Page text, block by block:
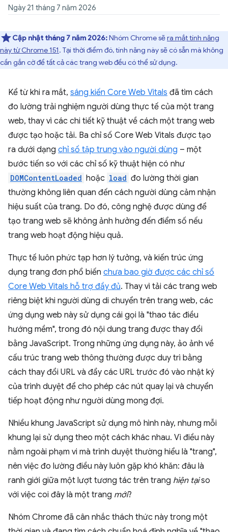
Ngày 21 tháng 7 năm 2026
Cập nhật tháng 7 năm 2026:Nhóm Chrome sẽra mắt tính năng
này từ Chrome 151. Tại thời điểm đó, tính năng này sẽ có sẵn mà không
cần gắn cờ để tất cả các trang web đều có thể sử dụng.
Kể từ khi ra mắt, sáng kiến Core Web Vitals đã tìm cách
đo lường trải nghiệm người dùng thực tế của một trang
web, thay vì các chi tiết kỹ thuật về cách một trang web
được tạo hoặc tải. Ba chỉ số Core Web Vitals được tạo
ra dưới dạng chỉ số tập trung vào người dùng – một
bước tiến so với các chỉ số kỹ thuật hiện có như
DOMContentLoaded hoặc load đo lường thời gian
thường không liên quan đến cách người dùng cảm nhận
hiệu suất của trang. Do đó, công nghệ được dùng để
tạo trang web sẽ không ảnh hưởng đến điểm số nếu
trang web hoạt động hiệu quả.
Thực tế luôn phức tạp hơn lý tưởng, và kiến trúc ứng
dụng trang đơn phổ biến chưa bao giờ được các chỉ số
Core Web Vitals hỗ trợ đầy đủ. Thay vì tải các trang web
riêng biệt khi người dùng di chuyển trên trang web, các
ứng dụng web này sử dụng cái gọi là "thao tác điều
hướng mềm", trong đó nội dung trang được thay đổi
bằng JavaScript. Trong những ứng dụng này, ảo ảnh về
cấu trúc trang web thông thường được duy trì bằng
cách thay đổi URL và đẩy các URL trước đó vào nhật ký
của trình duyệt để cho phép các nút quay lại và chuyển
tiếp hoạt động như người dùng mong đợi.
Nhiều khung JavaScript sử dụng mô hình này, nhưng mỗi
khung lại sử dụng theo một cách khác nhau. Vì điều này
nằm ngoài phạm vi mà trình duyệt thường hiểu là "trang",
nên việc đo lường điều này luôn gặp khó khăn: đâu là
ranh giới giữa một lượt tương tác trên trang hiện tạiso
với việc coi đây là một trang mới?
Nhóm Chrome đã cân nhắc thách thức này trong một